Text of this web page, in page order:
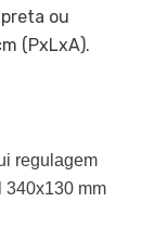
ou
(PxLxA).
regulagem
340x130 mm